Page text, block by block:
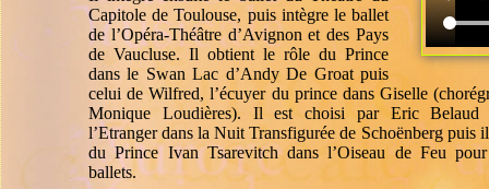
Capitole de Toulouse, puis intègre le ballet
de l’Opéra-Théâtre d’Avignon et des Pays
de Vaucluse. Il obtient le rôle du Prince
dans le Swan Lac d’Andy De Groat puis
celui de Wilfred, l’écuyer du prince dans Giselle
Monique Loudières). Il est choisi par Eric Belaud
l’Etranger dans la Nuit Transfigurée de Schoënberg puis
du Prince Ivan Tsarevitch dans l’Oiseau de Feu
ballets.